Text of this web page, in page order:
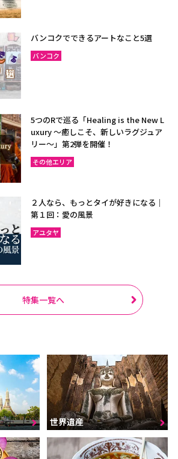
バンコクでできるアートなこと5選
バンコク
5つのRで巡る「Healing is the New L
uxury ～癒しこそ、新しいラグジュア
リー〜」第2弾を開催！
その他エリア
２人なら、もっとタイが好きになる｜
第１回：愛の風景
アユタヤ
特集一覧へ
世界遺産